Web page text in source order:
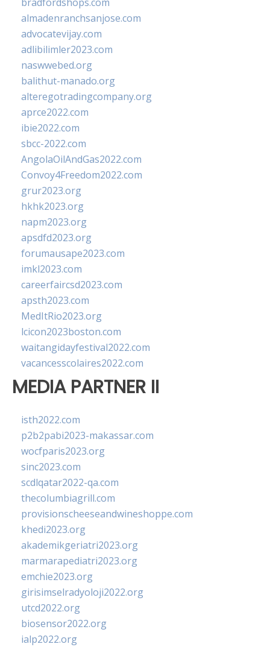
almadenranchsanjose.com
advocatevijay.com
adlibilimler2023.com
naswwebed.org
balithut-manado.org
alteregotradingcompany.org
aprce2022.com
ibie2022.com
sbcc-2022.com
AngolaOilAndGas2022.com
Convoy4Freedom2022.com
grur2023.org
hkhk2023.org
napm2023.org
apsdfd2023.org
forumausape2023.com
imkl2023.com
careerfaircsd2023.com
apsth2023.com
MedItRio2023.org
lcicon2023boston.com
waitangidayfestival2022.com
vacancesscolaires2022.com
MEDIA PARTNER II
isth2022.com
p2b2pabi2023-makassar.com
wocfparis2023.org
sinc2023.com
scdlqatar2022-qa.com
thecolumbiagrill.com
provisionscheeseandwineshoppe.com
khedi2023.org
akademikgeriatri2023.org
marmarapediatri2023.org
emchie2023.org
girisimselradyoloji2022.org
utcd2022.org
biosensor2022.org
ialp2022.org